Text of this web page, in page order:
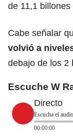
de 11,1 billones
Cabe señalar
volvió a
debajo de los 2
Escuche W
Directo
Escucha el audio
00:00:00